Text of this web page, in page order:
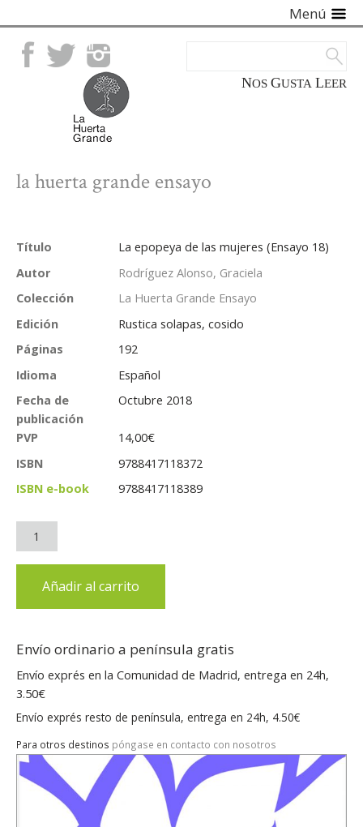
Facebook TwitterInstagram
NOS GUSTA LEER
Menú
la huerta grande ensayo
Título
La epopeya de las mujeres (Ensayo 18)
Autor
Rodríguez Alonso, Graciela
Colección
La Huerta Grande Ensayo
Edición
Rustica solapas, cosido
Páginas
192
Idioma
Español
Fecha de
publicación
Octubre 2018
PVP 14,00€
ISBN
9788417118372
ISBN e-book
9788417118389
Añadir al carrito
Envío ordinario a península gratis
Envío exprés en la Comunidad de Madrid, entrega en 24h,
3.50€
Envío exprés resto de península, entrega en 24h, 4.50€
Para otros destinos póngase en contacto con nosotros